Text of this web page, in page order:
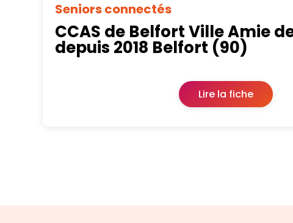
Seniors connectés
CCAS de Belfort Ville Amie
depuis 2018 Belfort (90)
Lire la fiche